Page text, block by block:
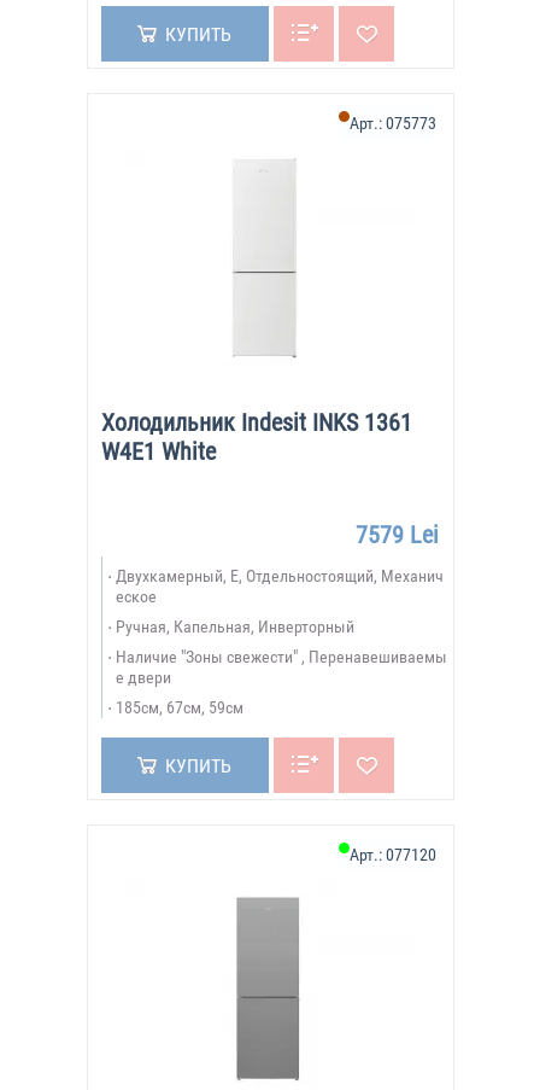
КУПИТЬ
Холодильник Indesit INKS 1361
W4E1 White
Арт.:075773
7579 Lei
Двухкамерный, E, Отдельностоящий, Механич
еское
Ручная, Капельная, Инверторный
Наличие "Зоны свежести" , Перенавешиваемы
е двери
185см, 67см, 59см
КУПИТЬ
Арт.:077120